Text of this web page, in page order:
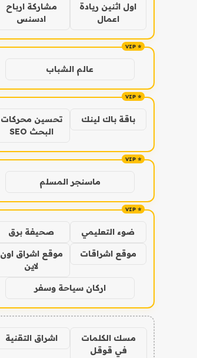
اول اثنين ريادة
اعمال
مشاركة ارباح
ادسنس
عالم الشباب
باقة باك لينك
تحسين محركات
البحث SEO
ماسنجر المسلم
ضوء التعليمي صحيفة برق
موقع اشراقات
موقع اشراق اون
لاين
اركان سياحة وسفر
مسك الكلمات
في قوقل
اشراق التقنية